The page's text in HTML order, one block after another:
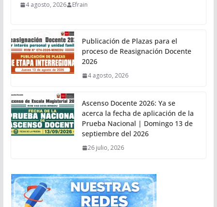
4 agosto, 2026 Efrain
Publicación de Plazas para el
proceso de Reasignación Docente
2026
4 agosto, 2026
Ascenso Docente 2026: Ya se
acerca la fecha de aplicación de la
Prueba Nacional | Domingo 13 de
septiembre del 2026
26 julio, 2026